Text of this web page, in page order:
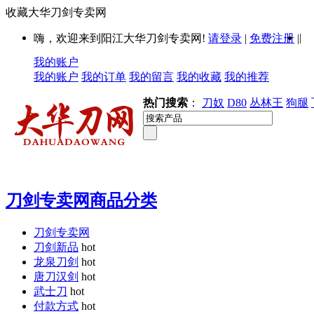
收藏大华刀剑专卖网
嗨，欢迎来到阳江大华刀剑专卖网! 请登录 | 免费注册 ||
我的账户
我的账户 我的订单 我的留言 我的收藏 我的推荐
热门搜索 ： 刀奴 D80 丛林王 狗腿
刀剑专卖网商品分类
刀剑专卖网
刀剑新品 hot
龙泉刀剑 hot
唐刀汉剑 hot
武士刀 hot
付款方式 hot